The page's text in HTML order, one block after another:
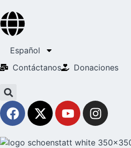
Español
Contáctanos
Donaciones